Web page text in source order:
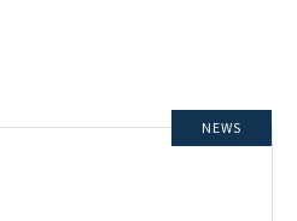
NEWS